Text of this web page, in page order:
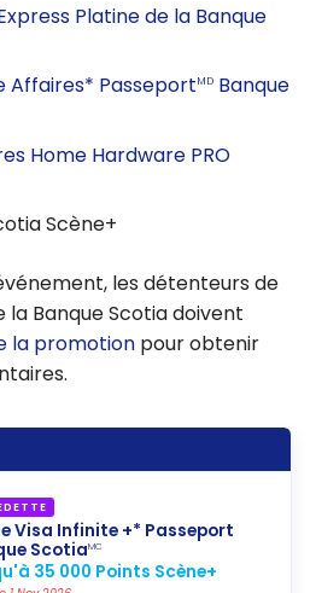
Platine de la Banque
Affaires* PasseportMD Banque
Home Hardware PRO
Scène+
les détenteurs de
Banque Scotia doivent
la promotion pour obtenir
Visa Infinite +* Passeport
ScotiaMC
35 000 Points Scène+